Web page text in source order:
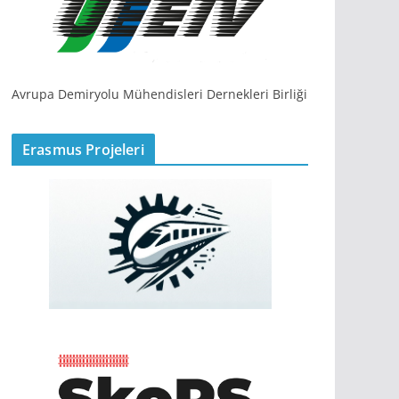
Avrupa Demiryolu Mühendisleri Dernekleri Birliği
Erasmus Projeleri